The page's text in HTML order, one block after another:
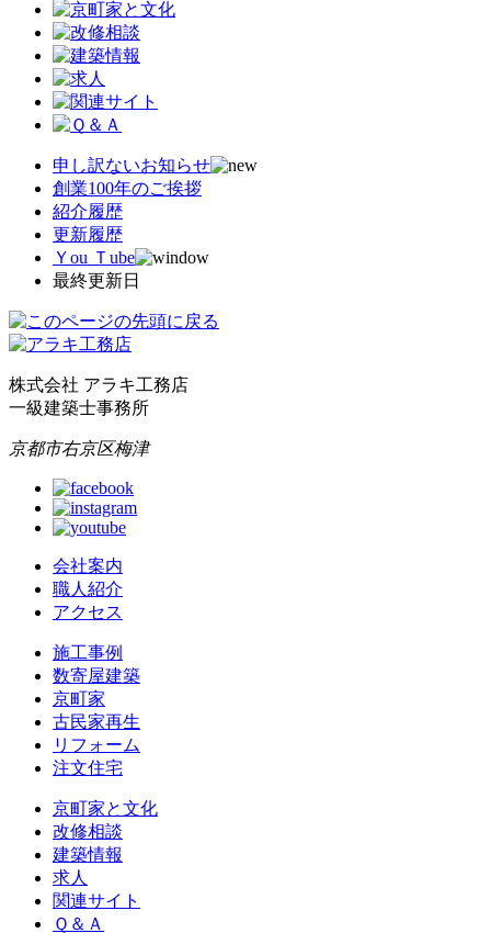
申し訳ないお知らせ
創業100年のご挨拶
紹介履歴
更新履歴
Ｙou Ｔube
最終更新日
株式会社 アラキ工務店
一級建築士事務所
京都市右京区梅津
会社案内
職人紹介
アクセス
施工事例
数寄屋建築
京町家
古民家再生
リフォーム
注文住宅
京町家と文化
改修相談
建築情報
求人
関連サイト
Ｑ＆Ａ